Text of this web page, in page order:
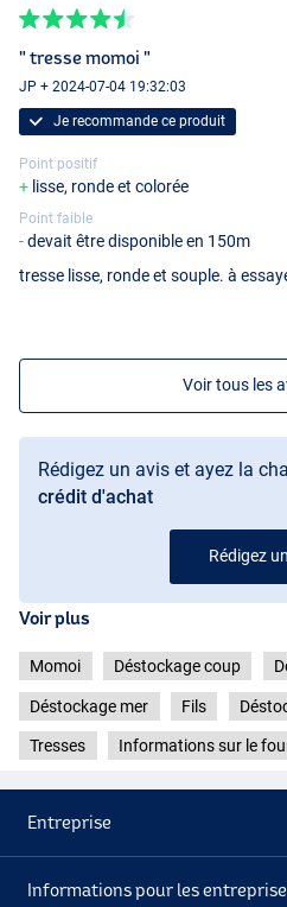
" tresse momoi "
JP + 2024-07-04 19:32:03
Je recommande ce produit
Point positif
lisse, ronde et colorée
Point faible
devait être disponible en 150m
tresse lisse, ronde et souple. à
Voir tous les
Rédigez un avis et ayez la
crédit d'achat
Rédigez
Voir plus
Momoi Déstockage coup
Déstockage mer Fils
Tresses Informations sur le
Entreprise
Informations pour les